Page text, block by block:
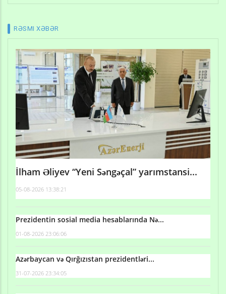
RƏSMI XƏBƏR
İlham Əliyev “Yeni Səngəçal” yarımstansi...
05-08-2026 13:38:21
Prezidentin sosial media hesablarında Nə...
01-08-2026 23:06:06
Azərbaycan və Qırğızıstan prezidentləri...
31-07-2026 23:34:05